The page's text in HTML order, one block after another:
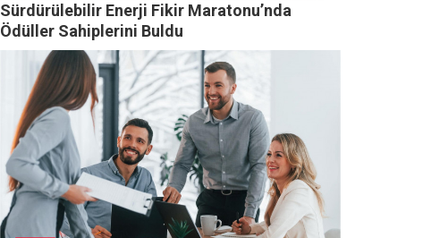
Sürdürülebilir Enerji Fikir Maratonu’nda
Ödüller Sahiplerini Buldu